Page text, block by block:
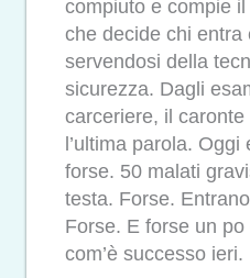
compiuto e compie
che decide chi entra
servendosi della
sicurezza. Dagli
carceriere, il
l’ultima parola.
forse. 50 malati
testa. Forse.
Forse. E forse un
com’è successo ieri.